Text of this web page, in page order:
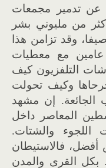
عن تدمير مجمعات
من مليوني بشر
، وقد تزامن هذا
عامين مع معطيات
التلفزيون كيف
وكيف تحولت
.
ن مشهد
المعاصر داخل
اللجوء والشتات.
فالاستيطان
بكل القرى والمدن